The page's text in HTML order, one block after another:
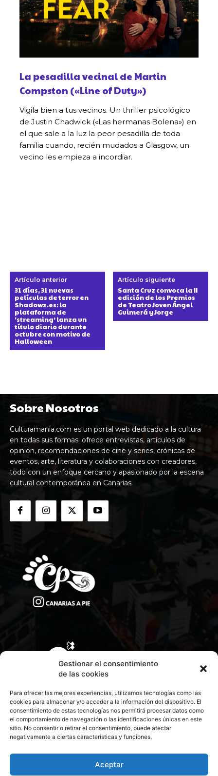
Gestionar el consentimiento
de las cookies
Para ofrecer las mejores experiencias, utilizamos tecnologías como las
cookies para almacenar y/o acceder a la información del dispositivo. El
consentimiento de estas tecnologías nos permitirá procesar datos como
el comportamiento de navegación o las identificaciones únicas en este
sitio. No consentir o retirar el consentimiento, puede afectar
negativamente a ciertas características y funciones.
Aceptar
La pesadilla vecinal de Martin
Compston («Line of Duty»)
Vigila bien a tus vecinos. Un thriller psicológico
de Justin Chadwick («Las hermanas Bolena») en
el que sale a la luz la peor pesadilla de toda
familia cuando, recién mudados a Glasgow, un
vecino les empieza a incordiar.
Artículo anterior
31 días, 31 nuevas
películas de terror en
Shadowz.es: la
plataforma de
‘streaming’ lanza un
título diario durante
octubre con motivo de
Halloween
Artículo siguiente
Santa Cruz convoca la II
edición de los Premios
de Teatro Joven Ángel
Guimerá y Jorge
Sobre Nosotros
Culturamania.com es un portal web dedicado a la cultura
en todas sus formas: ofrece entrevistas, artículos de
opinión, recomendaciones de cine y series, crónicas de
eventos, arte, literatura y colaboraciones con creadores,
todo con un enfoque cercano y apasionado por la escena
cultural contemporánea en Canarias.
CONTACTA CON NOSOTROS